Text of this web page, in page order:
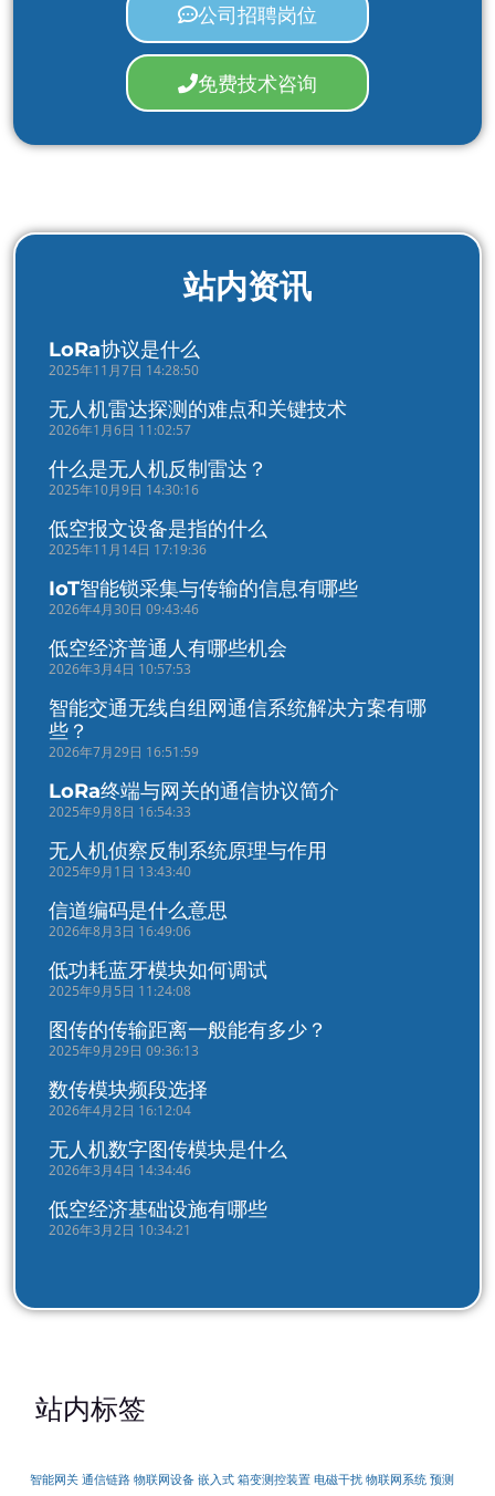
公司招聘岗位
免费技术咨询
站内资讯
LoRa协议是什么
2025年11月7日 14:28:50
无人机雷达探测的难点和关键技术
2026年1月6日 11:02:57
什么是无人机反制雷达？
2025年10月9日 14:30:16
低空报文设备是指的什么
2025年11月14日 17:19:36
IoT智能锁采集与传输的信息有哪些
2026年4月30日 09:43:46
低空经济普通人有哪些机会
2026年3月4日 10:57:53
智能交通无线自组网通信系统解决方案有哪
些？
2026年7月29日 16:51:59
LoRa终端与网关的通信协议简介
2025年9月8日 16:54:33
无人机侦察反制系统原理与作用
2025年9月1日 13:43:40
信道编码是什么意思
2026年8月3日 16:49:06
低功耗蓝牙模块如何调试
2025年9月5日 11:24:08
图传的传输距离一般能有多少？
2025年9月29日 09:36:13
数传模块频段选择
2026年4月2日 16:12:04
无人机数字图传模块是什么
2026年3月4日 14:34:46
低空经济基础设施有哪些
2026年3月2日 10:34:21
站内标签
智能网关 通信链路 物联网设备 嵌入式 箱变测控装置 电磁干扰 物联网系统 预测